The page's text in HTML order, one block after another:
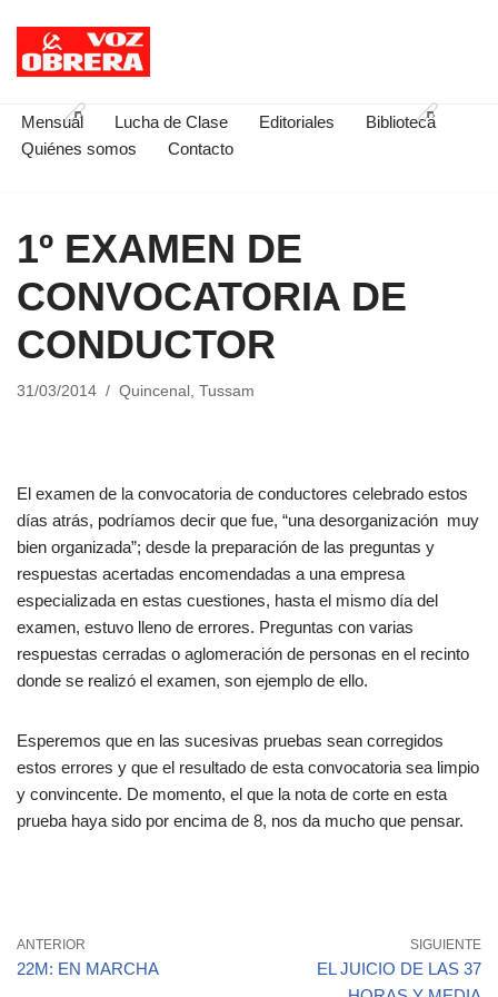
Saltar
contenido
Mensual Lucha de Clase Editoriales
Biblioteca
Quiénes somos
Contacto
1º EXAMEN DE
CONVOCATORIA DE
CONDUCTOR
31/03/2014 Quincenal , Tussam
El examen de la convocatoria de conductores celebrado estos
días atrás, podríamos decir que fue, “una desorganización muy
bien organizada”; desde la preparación de las preguntas y
respuestas acertadas encomendadas a una empresa
especializada en estas cuestiones, hasta el mismo día del
examen, estuvo lleno de errores. Preguntas con varias
respuestas cerradas o aglomeración de personas en el recinto
donde se realizó el examen, son ejemplo de ello.
Esperemos que en las sucesivas pruebas sean corregidos
estos errores y que el resultado de esta convocatoria sea limpio
y convincente. De momento, el que la nota de corte en esta
prueba haya sido por encima de 8, nos da mucho que pensar.
ANTERIOR
22M: EN MARCHA
SIGUIENTE
EL JUICIO DE LAS 37